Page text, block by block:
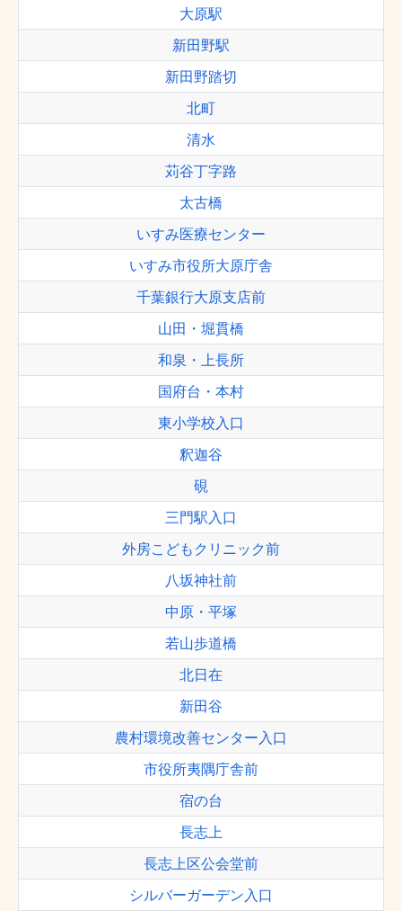
大原駅
新田野駅
新田野踏切
北町
清水
苅谷丁字路
太古橋
いすみ医療センター
いすみ市役所大原庁舎
千葉銀行大原支店前
山田・堀貫橋
和泉・上長所
国府台・本村
東小学校入口
釈迦谷
硯
三門駅入口
外房こどもクリニック前
八坂神社前
中原・平塚
若山歩道橋
北日在
新田谷
農村環境改善センター入口
市役所夷隅庁舎前
宿の台
長志上
長志上区公会堂前
シルバーガーデン入口